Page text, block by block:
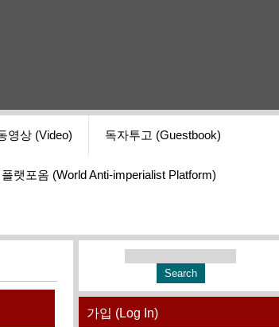
영상 (Video) 독자투고 (Guestbook)
랫포옴 (World Anti-imperialist Platform)
가입 (Log In)